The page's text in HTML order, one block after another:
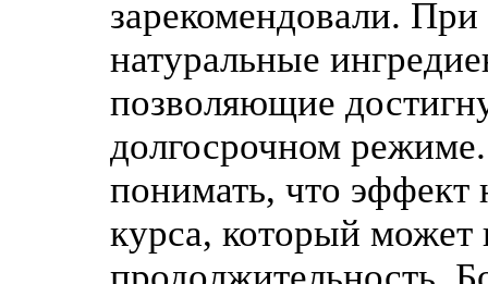
зарекомендовали.
натуральные
позволяющие
долгосрочном
понимать, что эффект
курса, который